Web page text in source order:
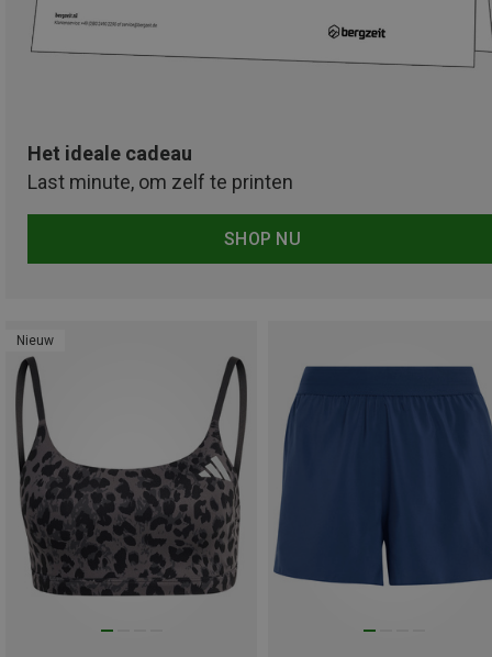
Het ideale cadeau
Last minute, om zelf te printen
SHOP NU
Nieuw